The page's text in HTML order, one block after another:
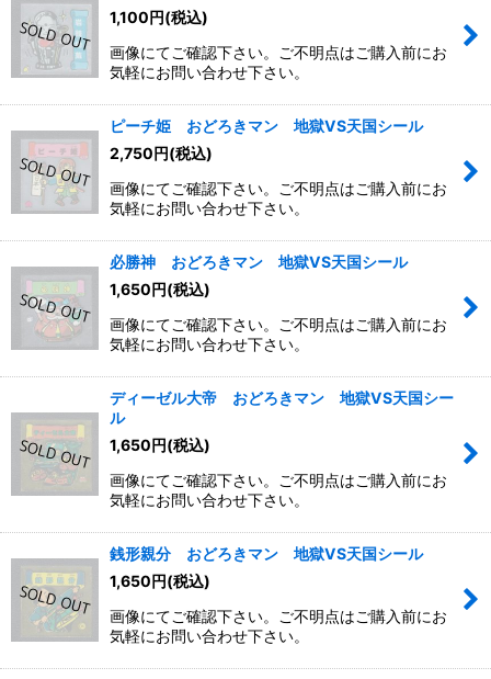
1,100円(税込)
画像にてご確認下さい。ご不明点はご購入前にお
気軽にお問い合わせ下さい。
ピーチ姫 おどろきマン 地獄VS天国シール
2,750円(税込)
画像にてご確認下さい。ご不明点はご購入前にお
気軽にお問い合わせ下さい。
必勝神 おどろきマン 地獄VS天国シール
1,650円(税込)
画像にてご確認下さい。ご不明点はご購入前にお
気軽にお問い合わせ下さい。
ディーゼル大帝 おどろきマン 地獄VS天国シー
ル
1,650円(税込)
画像にてご確認下さい。ご不明点はご購入前にお
気軽にお問い合わせ下さい。
銭形親分 おどろきマン 地獄VS天国シール
1,650円(税込)
画像にてご確認下さい。ご不明点はご購入前にお
気軽にお問い合わせ下さい。